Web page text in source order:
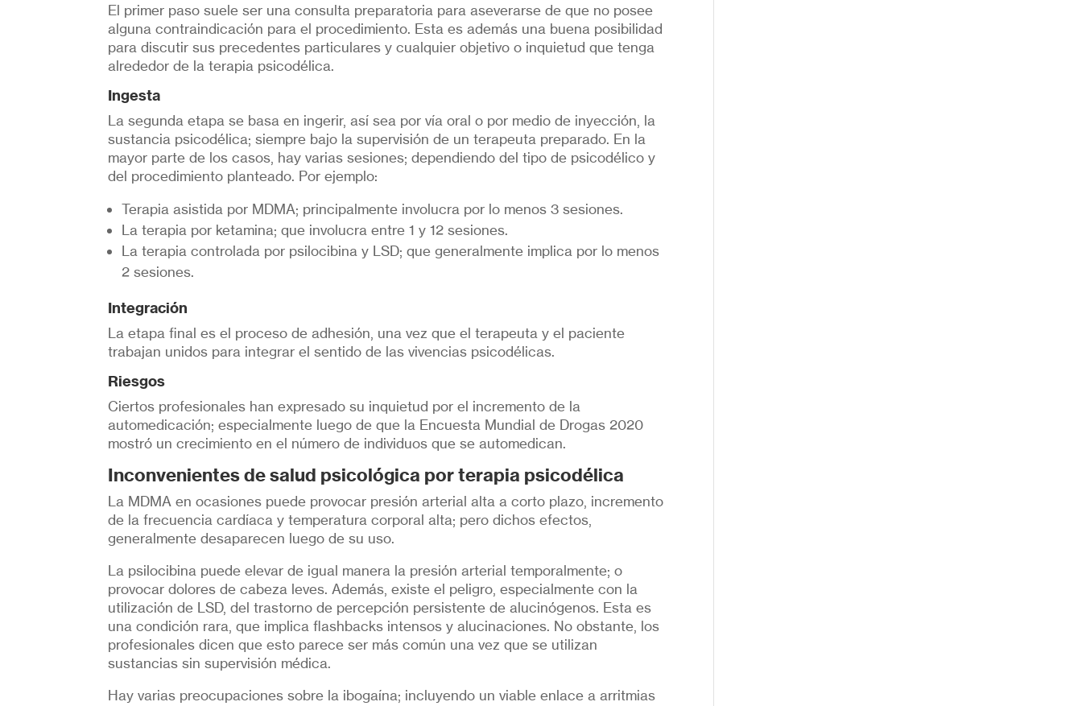
El primer paso suele ser una consulta preparatoria para aseverarse de que no posee
alguna contraindicación para el procedimiento. Esta es además una buena posibilidad
para discutir sus precedentes particulares y cualquier objetivo o inquietud que tenga
alrededor de la terapia psicodélica.
Ingesta
La segunda etapa se basa en ingerir, así sea por vía oral o por medio de inyección, la
sustancia psicodélica; siempre bajo la supervisión de un terapeuta preparado. En la
mayor parte de los casos, hay varias sesiones; dependiendo del tipo de psicodélico y
del procedimiento planteado. Por ejemplo:
Terapia asistida por MDMA; principalmente involucra por lo menos 3 sesiones.
La terapia por ketamina; que involucra entre 1 y 12 sesiones.
La terapia controlada por psilocibina y LSD; que generalmente implica por lo menos
2 sesiones.
Integración
La etapa final es el proceso de adhesión, una vez que el terapeuta y el paciente
trabajan unidos para integrar el sentido de las vivencias psicodélicas.
Riesgos
Ciertos profesionales han expresado su inquietud por el incremento de la
automedicación; especialmente luego de que la Encuesta Mundial de Drogas 2020
mostró un crecimiento en el número de individuos que se automedican.
Inconvenientes de salud psicológica por terapia psicodélica
La MDMA en ocasiones puede provocar presión arterial alta a corto plazo, incremento
de la frecuencia cardíaca y temperatura corporal alta; pero dichos efectos,
generalmente desaparecen luego de su uso.
La psilocibina puede elevar de igual manera la presión arterial temporalmente; o
provocar dolores de cabeza leves. Además, existe el peligro, especialmente con la
utilización de LSD, del trastorno de percepción persistente de alucinógenos. Esta es
una condición rara, que implica flashbacks intensos y alucinaciones. No obstante, los
profesionales dicen que esto parece ser más común una vez que se utilizan
sustancias sin supervisión médica.
Hay varias preocupaciones sobre la ibogaína; incluyendo un viable enlace a arritmias